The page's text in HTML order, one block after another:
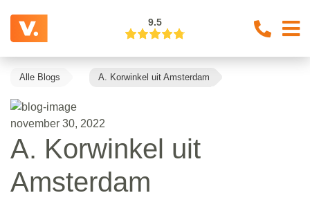
9.5
Alle Blogs A. Korwinkel uit Amsterdam
november 30, 2022
A. Korwinkel uit
Amsterdam